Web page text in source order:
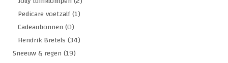
Pedicare voetzalf(1)
Cadeaubonnen(0)
Hendrik Bretels(34)
Sneeuw & regen(19)